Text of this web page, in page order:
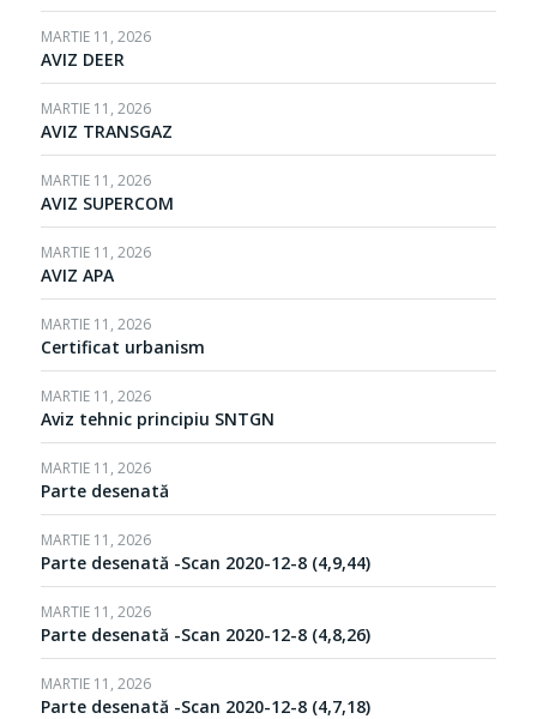
MARTIE 11, 2026
AVIZ DEER
MARTIE 11, 2026
AVIZ TRANSGAZ
MARTIE 11, 2026
AVIZ SUPERCOM
MARTIE 11, 2026
AVIZ APA
MARTIE 11, 2026
Certificat urbanism
MARTIE 11, 2026
Aviz tehnic principiu SNTGN
MARTIE 11, 2026
Parte desenată
MARTIE 11, 2026
Parte desenată -Scan 2020-12-8 (4,9,44)
MARTIE 11, 2026
Parte desenată -Scan 2020-12-8 (4,8,26)
MARTIE 11, 2026
Parte desenată -Scan 2020-12-8 (4,7,18)